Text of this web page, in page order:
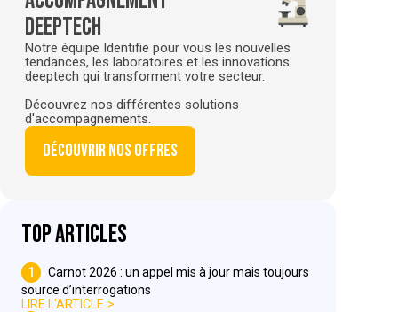
deeptech
Notre équipe Identifie pour vous les nouvelles
tendances, les laboratoires et les innovations
deeptech qui transforment votre secteur.
Découvrez nos différentes solutions
d'accompagnements.
Découvrir nos offres
Top articles
1
Carnot 2026 : un appel mis à jour mais toujours
source d’interrogations
LIRE L'ARTICLE